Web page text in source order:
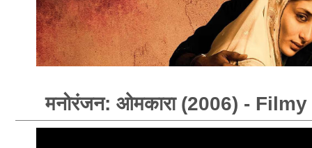
मनोरंजन: ओमकारा (2006) -